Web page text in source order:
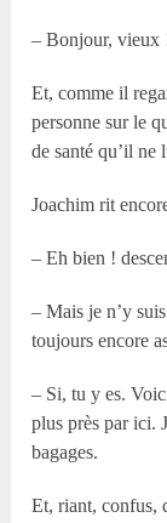
– Bonjour, vieux
Et, comme il
personne sur le
de santé qu’il ne
Joachim rit
– Eh bien !
– Mais je n’y
toujours encore
– Si, tu y es.
plus près par ici.
bagages.
Et, riant, confus,